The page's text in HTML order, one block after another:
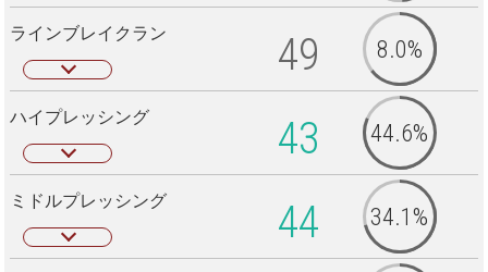
ラインブレイクラン 49 8.0%
ハイプレッシング 43 44.6%
ミドルプレッシング 44 34.1%